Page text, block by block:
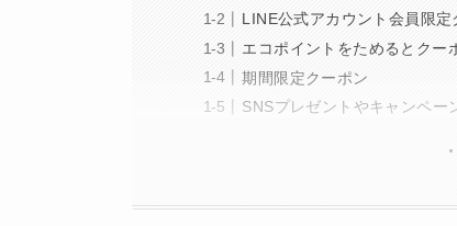
LINE公式アカウント会員限定
エコポイントをためるとクー
期間限定クーポン
SNSプレゼントやキャンペー